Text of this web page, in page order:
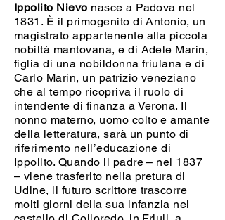
Ippolito Nievo nasce a Padova nel
1831. È il primogenito di Antonio, un
magistrato appartenente alla piccola
nobiltà mantovana, e di Adele Marin,
figlia di una nobildonna friulana e di
Carlo Marin, un patrizio veneziano
che al tempo ricopriva il ruolo di
intendente di finanza a Verona. Il
nonno materno, uomo colto e amante
della letteratura, sarà un punto di
riferimento nell’educazione di
Ippolito. Quando il padre – nel 1837
– viene trasferito nella pretura di
Udine, il futuro scrittore trascorre
molti giorni della sua infanzia nel